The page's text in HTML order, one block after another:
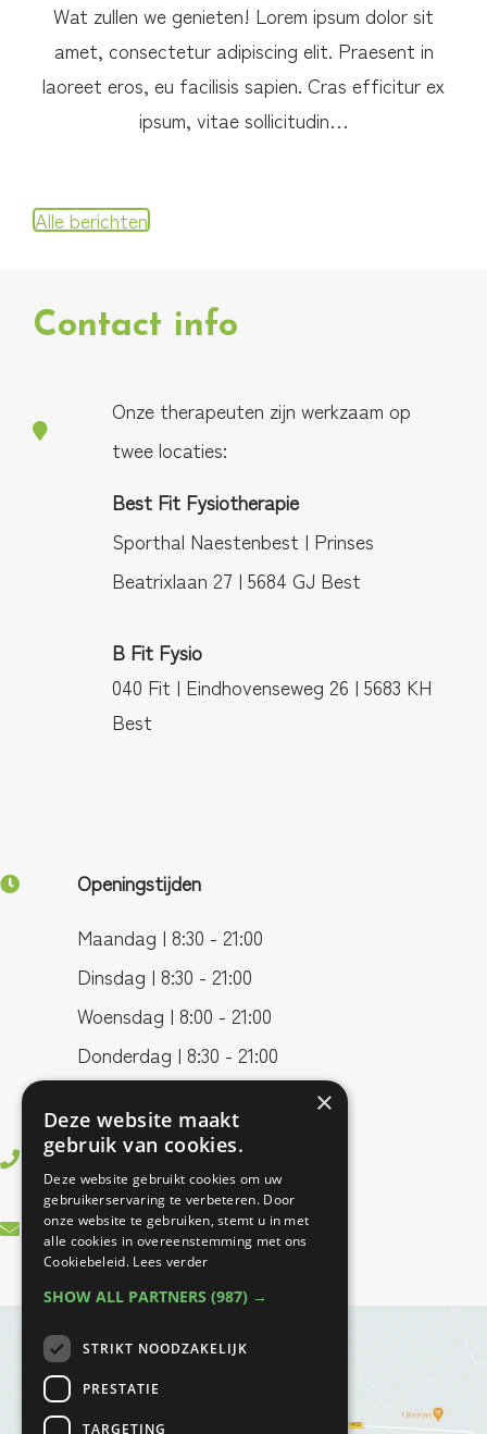
Wat zullen we genieten! Lorem ipsum dolor sit
amet, consectetur adipiscing elit. Praesent in
laoreet eros, eu facilisis sapien. Cras efficitur ex
ipsum, vitae sollicitudin…
Alle berichten
Contact info
Onze therapeuten zijn werkzaam op
twee locaties:
Best Fit Fysiotherapie
Sporthal Naestenbest | Prinses
Beatrixlaan 27 | 5684 GJ Best
B Fit Fysio
040 Fit | Eindhovenseweg 26 | 5683 KH
Best
Openingstijden
Maandag | 8:30 - 21:00
Dinsdag | 8:30 - 21:00
Woensdag | 8:00 - 21:00
Donderdag | 8:30 - 21:00
0499 745406
info@bfitfysio.nl
×
Deze website maakt
gebruik van cookies.
Deze website gebruikt cookies om uw
gebruikerservaring te verbeteren. Door
onze website te gebruiken, stemt u in met
alle cookies in overeenstemming met ons
Cookiebeleid. Lees verder
SHOW ALL PARTNERS (987) →
STRIKT NOODZAKELIJK
PRESTATIE
TARGETING